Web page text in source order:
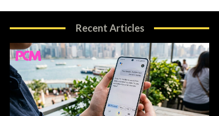
Recent Articles